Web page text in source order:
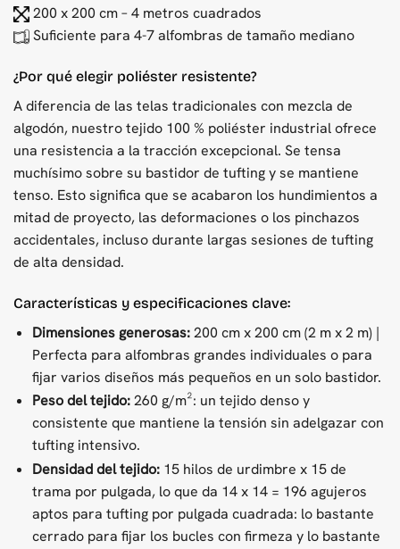
200 x 200 cm – 4 metros cuadrados
Suficiente para 4-7 alfombras de tamaño mediano
¿Por qué elegir poliéster resistente?
A diferencia de las telas tradicionales con mezcla de
algodón, nuestro tejido 100 % poliéster industrial ofrece
una resistencia a la tracción excepcional. Se tensa
muchísimo sobre su bastidor de tufting y se mantiene
tenso. Esto significa que se acabaron los hundimientos a
mitad de proyecto, las deformaciones o los pinchazos
accidentales, incluso durante largas sesiones de tufting
de alta densidad.
Características y especificaciones clave:
Dimensiones generosas:200 cm x 200 cm (2 m x 2 m) |
Perfecta para alfombras grandes individuales o para
fijar varios diseños más pequeños en un solo bastidor.
Peso del tejido:260 g/m²: un tejido denso y
consistente que mantiene la tensión sin adelgazar con
tufting intensivo.
Densidad del tejido:15 hilos de urdimbre x 15 de
trama por pulgada, lo que da 14 x 14 = 196 agujeros
aptos para tufting por pulgada cuadrada: lo bastante
cerrado para fijar los bucles con firmeza y lo bastante